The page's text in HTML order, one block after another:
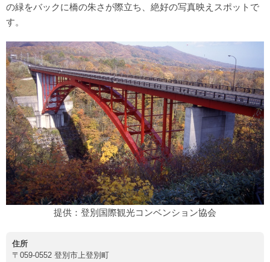
の緑をバックに橋の朱さが際立ち、絶好の写真映えスポットで
す。
提供：登別国際観光コンベンション協会
住所
〒059-0552 登別市上登別町